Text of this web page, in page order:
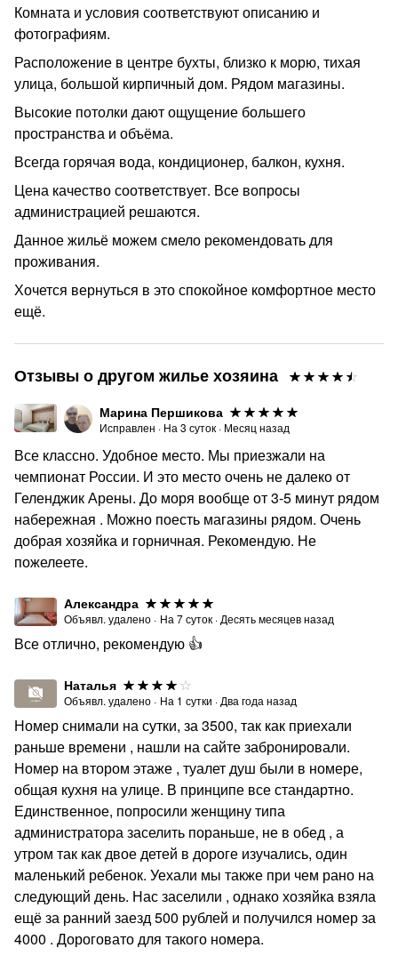
Комната и условия соответствуют описанию и
фотографиям.
Расположение в центре бухты, близко к морю, тихая
улица, большой кирпичный дом. Рядом магазины.
Высокие потолки дают ощущение большего
пространства и объёма.
Всегда горячая вода, кондиционер, балкон, кухня.
Цена качество соответствует. Все вопросы
администрацией решаются.
Данное жильё можем смело рекомендовать для
проживания.
Хочется вернуться в это спокойное комфортное место
ещё.
Отзывы о другом жилье хозяина
Марина Першикова
Исправлен · На 3 суток · Месяц назад
Все классно. Удобное место. Мы приезжали на
чемпионат России. И это место очень не далеко от
Геленджик Арены. До моря вообще от 3-5 минут рядом
набережная . Можно поесть магазины рядом. Очень
добрая хозяйка и горничная. Рекомендую. Не
пожелеете.
Александра
Объявл. удалено · На 7суток · Десять месяцев назад
Все отлично, рекомендую 👍
Наталья
Объявл. удалено · На 1 сутки · Два года назад
Номер снимали на сутки, за 3500, так как приехали
раньше времени , нашли на сайте забронировали.
Номер на втором этаже , туалет душ были в номере,
общая кухня на улице. В принципе все стандартно.
Единственное, попросили женщину типа
администратора заселить пораньше, не в обед , а
утром так как двое детей в дороге изучались, один
маленький ребенок. Уехали мы также при чем рано на
следующий день. Нас заселили , однако хозяйка взяла
ещё за ранний заезд 500 рублей и получился номер за
4000 . Дороговато для такого номера.